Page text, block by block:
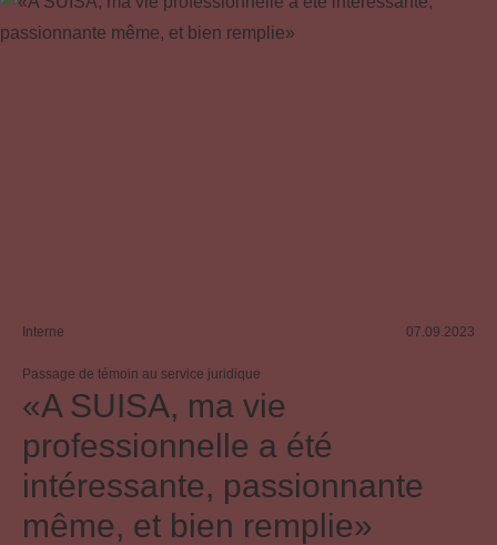
Interne 07.09.2023
Passage de témoin au service juridique
«A SUISA, ma vie
professionnelle a été
intéressante, passionnante
même, et bien remplie»